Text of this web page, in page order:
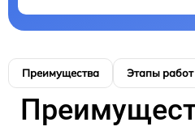
Преимущества Этапы работ